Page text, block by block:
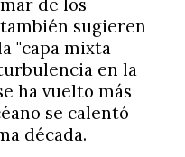
de los
sugieren
"capa mixta
en la
ha vuelto más
se calentó
década.